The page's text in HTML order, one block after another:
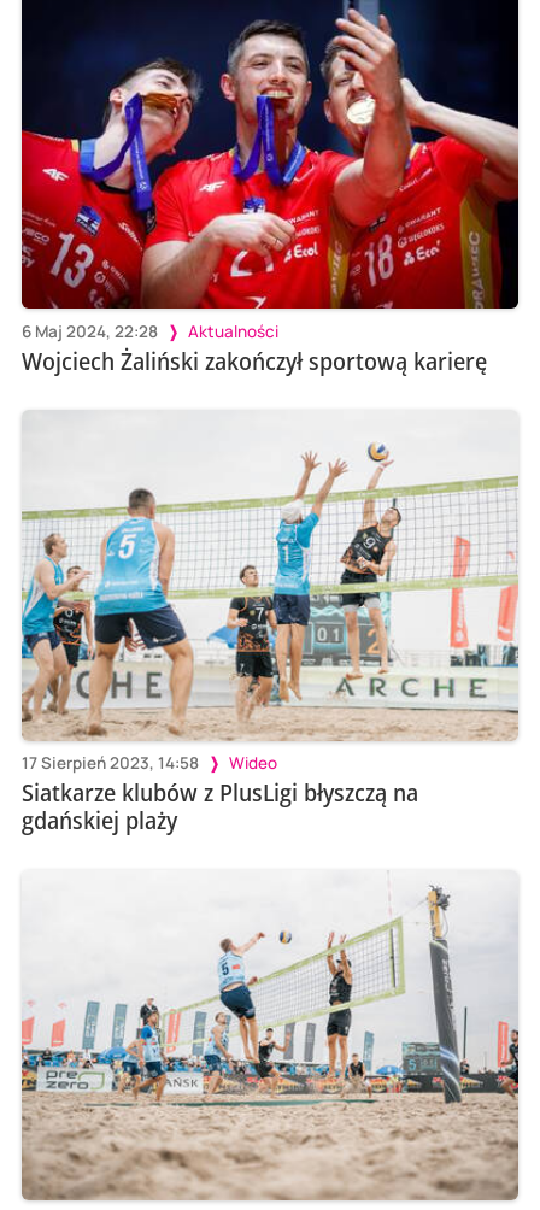
6 Maj 2024, 22:28 Aktualności
Wojciech Żaliński zakończył sportową karierę
17 Sierpień 2023, 14:58 Wideo
Siatkarze klubów z PlusLigi błyszczą na
gdańskiej plaży